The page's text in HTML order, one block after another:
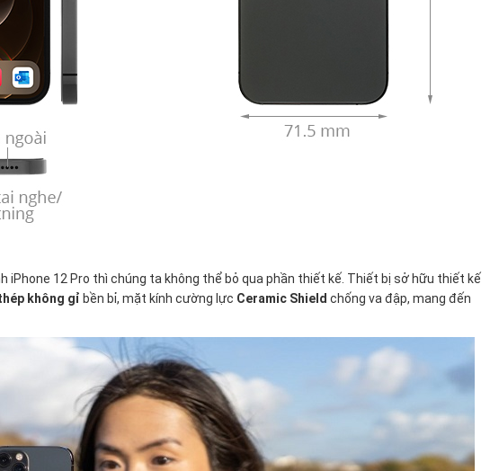
iPhone 12 Pro thì chúng ta không thể bỏ qua phần thiết kế. Thiết bị sở hữu thiết kế
không gỉ bền bỉ, mặt kính cường lực Ceramic Shield chống va đập, mang đến